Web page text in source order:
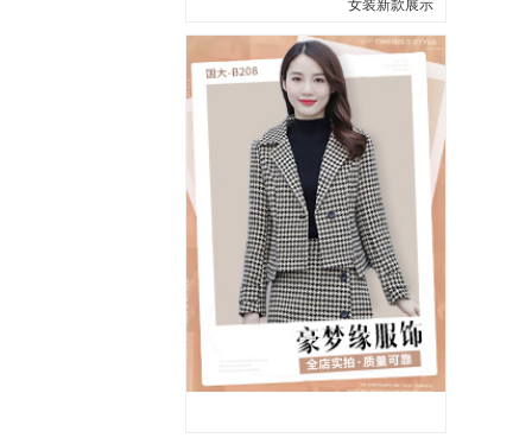
女装新款展示